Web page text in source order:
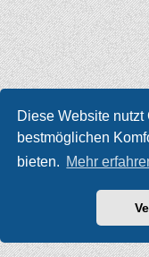
Diese Website
bestmöglichen
bieten. Mehr